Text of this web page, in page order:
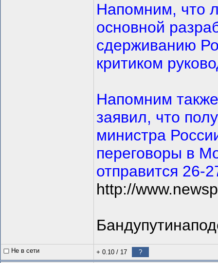
Напомним, что
основной
сдерживанию
критиком
Напомним
заявил, что
министра
переговоры в
отправится 26-
http://
Не в сети + 0.10 / 17 ?